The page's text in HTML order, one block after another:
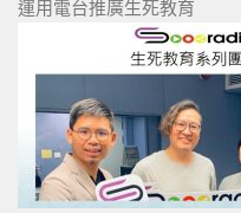
運用電台推廣生死教育